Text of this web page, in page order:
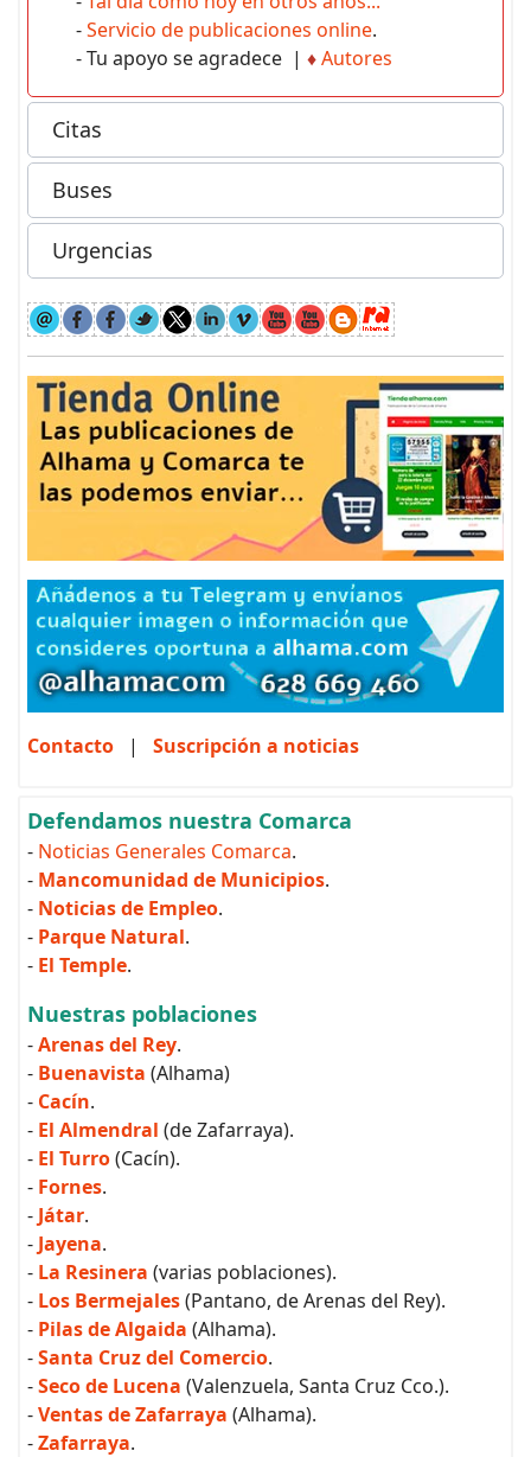
-Servicio de publicaciones online.
- Tu apoyo se agradece | ♦Autores
Citas
Buses
Urgencias
Contacto | Suscripción a noticias
Defendamos nuestra Comarca
- Noticias Generales Comarca.
- Mancomunidad de Municipios.
- Noticias de Empleo.
- Parque Natural.
- El Temple.
Nuestras poblaciones
-Arenas del Rey.
- Buenavista (Alhama)
- Cacín.
- El Almendral (de Zafarraya).
- El Turro(Cacín).
- Fornes.
- Játar.
- Jayena.
- La Resinera (varias poblaciones).
- Los Bermejales(Pantano, de Arenas del Rey).
- Pilas de Algaida (Alhama).
-Santa Cruz del Comercio.
-Seco de Lucena (Valenzuela, Santa Cruz Cco.).
-Ventas de Zafarraya (Alhama).
-Zafarraya.